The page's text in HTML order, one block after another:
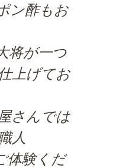
ン酢もお
将が一つ
上げてお
さんでは
人
体験くだ